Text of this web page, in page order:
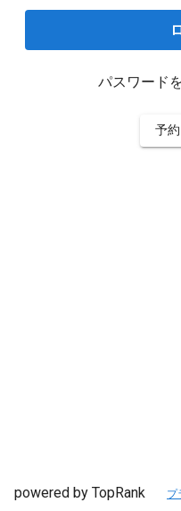
パスワード
予
powered by TopRank プ